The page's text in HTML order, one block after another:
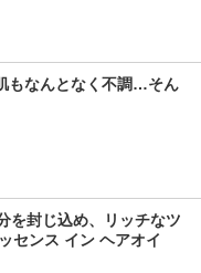
もなんとなく不調…そん
を封じ込め、リッチなツ
センス イン ヘアオイ